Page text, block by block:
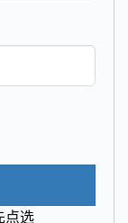
点选